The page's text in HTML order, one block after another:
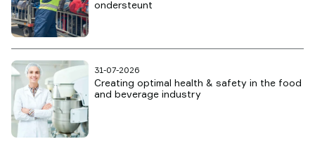
ondersteunt
31-07-2026
Creating optimal health & safety in the food
and beverage industry